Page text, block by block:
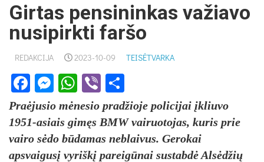
Girtas pensininkas važiavo
nusipirkti faršo
REDAKCIJA 2023-10-09 TEISĖTVARKA
Facebook
Messenger
WhatsApp
Viber
Praėjusio mėnesio pradžioje policijai įkliuvo
1951-asiais gimęs BMW vairuotojas, kuris prie
vairo sėdo būdamas neblaivus. Gerokai
apsvaigusį vyriškį pareigūnai sustabdė Alsėdžių